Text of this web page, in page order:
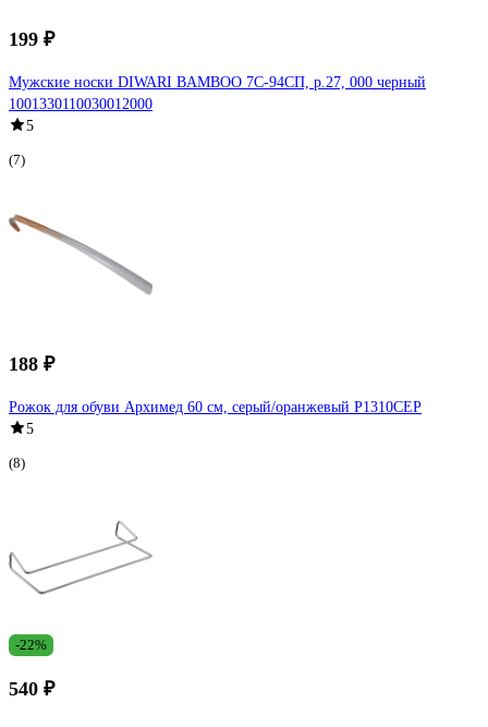
199 ₽
Мужские носки DIWARI BAMBOO 7С-94СП, р.27, 000 черный
1001330110030012000
5
(7)
188 ₽
Рожок для обуви Архимед 60 см, серый/оранжевый Р1310СЕР
5
(8)
-22%
540 ₽